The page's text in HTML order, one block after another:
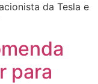
da Tesla e
para